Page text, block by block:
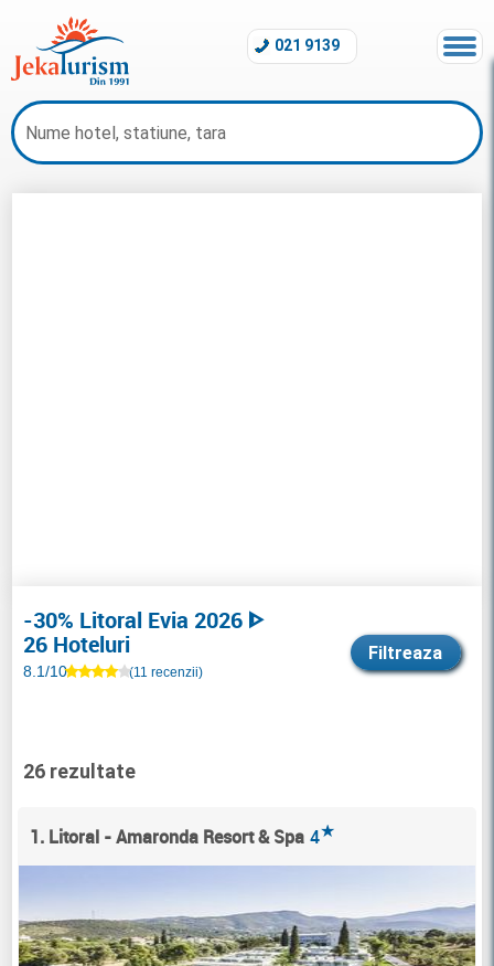
021 9139
26 rezultate
1. Litoral - Amaronda Resort & Spa 4★
-30% Litoral Evia 2026 ᐈ
26 Hoteluri
8.1/10 (11 recenzii)
Filtreaza